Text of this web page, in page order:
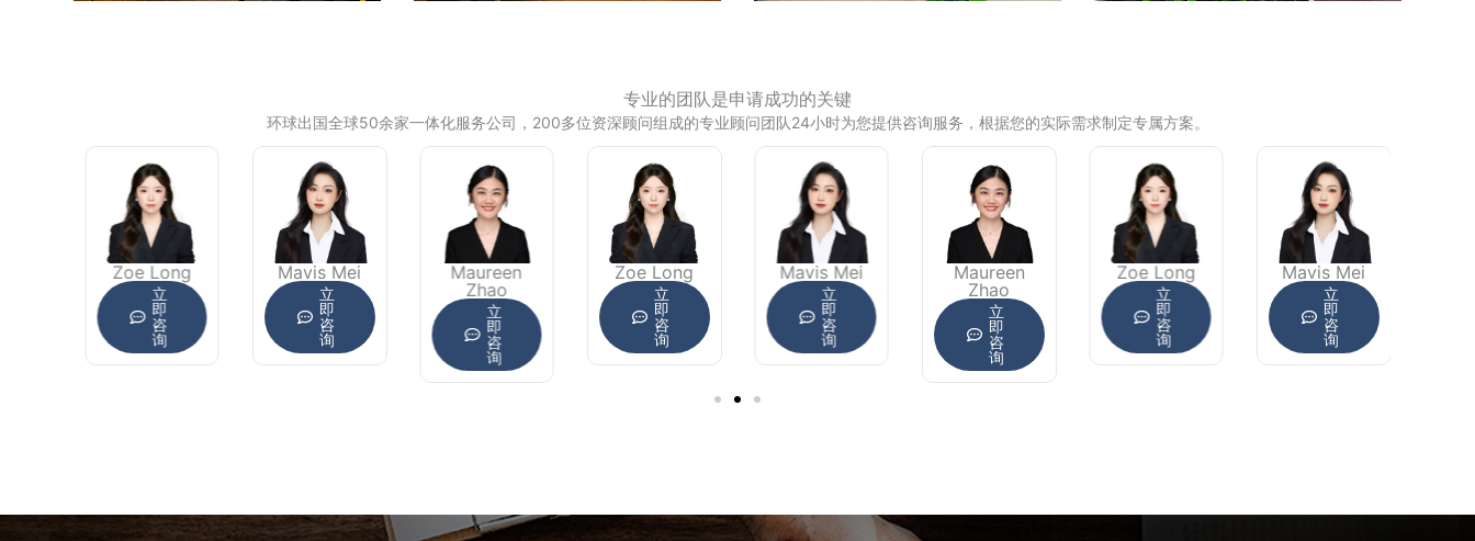
专业的团队是申请成功的关键
环球出国全球50余家一体化服务公司，200多位资深顾问组成的专业顾问团队24小时为您提供咨询服务，根据您的实际需求制定专属方案。
Zoe Long
立
即
咨
询
Mavis Mei
立
即
咨
询
Maureen
Zhao
立
即
咨
询
Zoe Long
立
即
咨
询
Mavis Mei
立
即
咨
询
Maureen
Zhao
立
即
咨
询
Zoe Long
立
即
咨
询
Mavis Mei
立
即
咨
询